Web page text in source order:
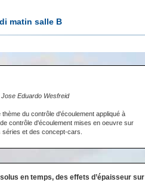
matin salle B
Eduardo Wesfreid
du contrôle d'écoulement appliqué à
contrôle d'écoulement mises en oeuvre sur
et des concept-cars.
en temps, des effets d’épaisseur sur